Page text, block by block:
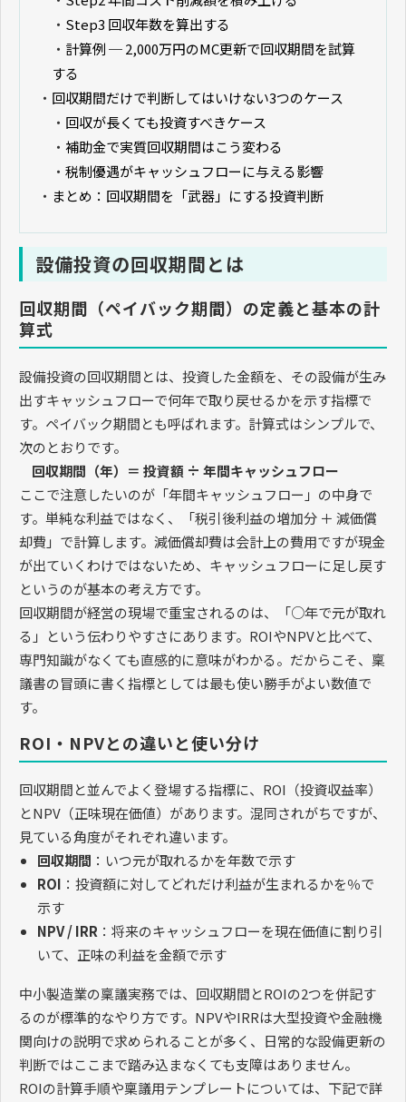
・ Step3 回収年数を算出する
・ 計算例 ─ 2,000万円のMC更新で回収期間を試算
する
・ 回収期間だけで判断してはいけない3つのケース
・ 回収が長くても投資すべきケース
・ 補助金で実質回収期間はこう変わる
・ 税制優遇がキャッシュフローに与える影響
・ まとめ：回収期間を「武器」にする投資判断
設備投資の回収期間とは
回収期間（ペイバック期間）の定義と基本の計
算式
設備投資の回収期間とは、投資した金額を、その設備が生み
出すキャッシュフローで何年で取り戻せるかを示す指標で
す。ペイバック期間とも呼ばれます。計算式はシンプルで、
次のとおりです。
回収期間（年）＝ 投資額 ÷ 年間キャッシュフロー
ここで注意したいのが「年間キャッシュフロー」の中身で
す。単純な利益ではなく、「税引後利益の増加分 ＋ 減価償
却費」で計算します。減価償却費は会計上の費用ですが現金
が出ていくわけではないため、キャッシュフローに足し戻す
というのが基本の考え方です。
回収期間が経営の現場で重宝されるのは、「○年で元が取れ
る」という伝わりやすさにあります。ROIやNPVと比べて、
専門知識がなくても直感的に意味がわかる。だからこそ、稟
議書の冒頭に書く指標としては最も使い勝手がよい数値で
す。
ROI・NPVとの違いと使い分け
回収期間と並んでよく登場する指標に、ROI（投資収益率）
とNPV（正味現在価値）があります。混同されがちですが、
見ている角度がそれぞれ違います。
回収期間 ：いつ元が取れるかを年数で示す
ROI ：投資額に対してどれだけ利益が生まれるかを％で
示す
NPV / IRR ：将来のキャッシュフローを現在価値に割り引
いて、正味の利益を金額で示す
中小製造業の稟議実務では、回収期間とROIの2つを併記す
るのが標準的なやり方です。NPVやIRRは大型投資や金融機
関向けの説明で求められることが多く、日常的な設備更新の
判断ではここまで踏み込まなくても支障はありません。
ROIの計算手順や稟議用テンプレートについては、下記で詳